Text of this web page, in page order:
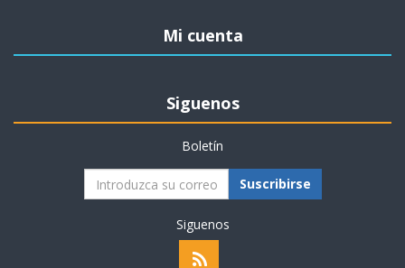
Mi cuenta
Siguenos
Boletín
Suscribirse
Siguenos